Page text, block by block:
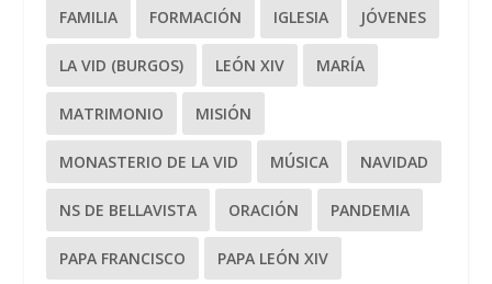
FAMILIA FORMACIÓN IGLESIA JÓVENES
LA VID (BURGOS) LEÓN XIV MARÍA
MATRIMONIO MISIÓN
MONASTERIO DE LA VID MÚSICA NAVIDAD
NS DE BELLAVISTA ORACIÓN PANDEMIA
PAPA FRANCISCO PAPA LEÓN XIV